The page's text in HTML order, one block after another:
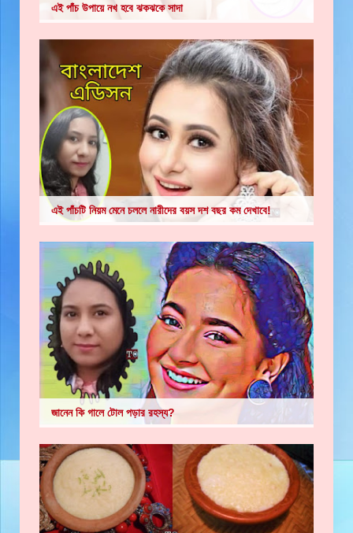
এই পাঁচ উপায়ে নখ হবে ঝকঝকে সাদা
এই পাঁচটি নিয়ম মেনে চললে নারীদের বয়স দশ বছর কম দেখাবে!
জানেন কি গালে টোল পড়ার রহস্য?